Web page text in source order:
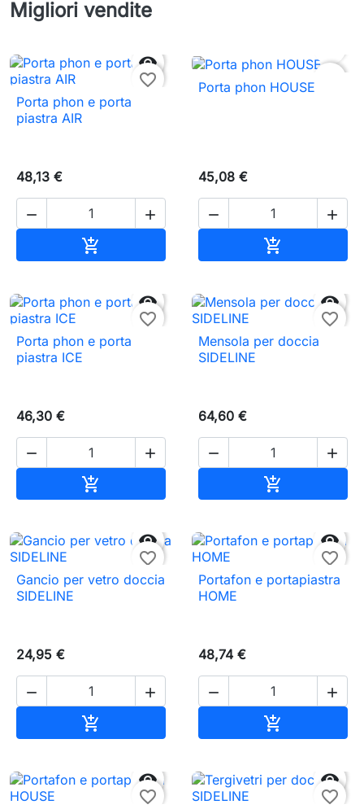
Migliori vendite

favorite_border
Porta phon e porta
piastra AIR
48,13 €
 

Porta phon HOUSE
45,08 €
 


favorite_border
Porta phon e porta
piastra ICE
46,30 €
 


favorite_border
Mensola per doccia
SIDELINE
64,60 €
 


favorite_border
Gancio per vetro doccia
SIDELINE
24,95 €
 


favorite_border
Portafon e portapiastra
HOME
48,74 €
 


favorite_border

favorite_border